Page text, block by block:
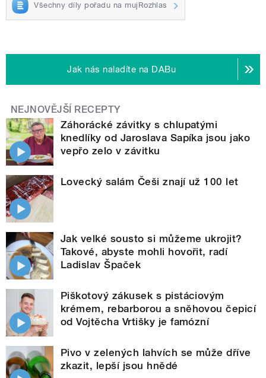
Všechny díly pořadu na mujRozhlas
Jak nás naladíte na DABu
NEJNOVĚJŠÍ RECEPTY
Záhorácké závitky s chlupatými
knedlíky od Jaroslava Sapíka jsou jako
vepřo zelo v závitku
Lovecký salám Češi znají už 100 let
Jak velké sousto si můžeme ukrojit?
Takové, abyste mohli hovořit, radí
Ladislav Špaček
Piškotový zákusek s pistáciovým
krémem, rebarborou a sněhovou čepicí
od Vojtěcha Vrtišky je famózní
Pivo v zelených lahvích se může dříve
zkazit, lepší jsou hnědé